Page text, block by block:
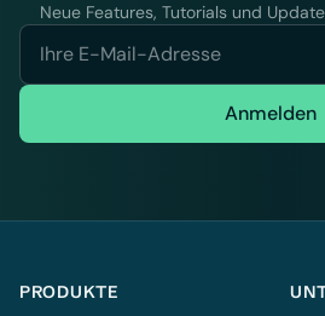
Neue Features, Tutorials und
Anmelden
PRODUKTE